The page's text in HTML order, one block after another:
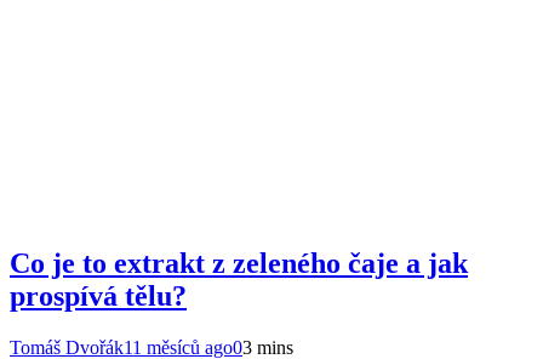
Co je to extrakt z zeleného čaje a jak
prospívá tělu?
Tomáš Dvořák11 měsíců ago03 mins